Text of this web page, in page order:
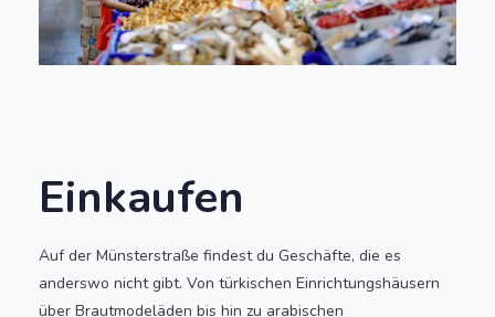
Einkaufen
Auf der Münsterstraße findest du Geschäfte, die es
anderswo nicht gibt. Von türkischen Einrichtungshäusern
über Brautmodeläden bis hin zu arabischen